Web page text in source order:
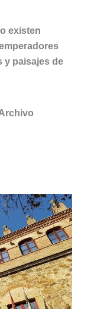
existen
y paisajes de